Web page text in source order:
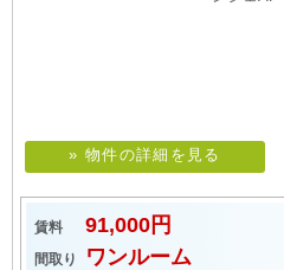
» 物件の詳細を見る
賃料 91,000円
間取り ワンルーム